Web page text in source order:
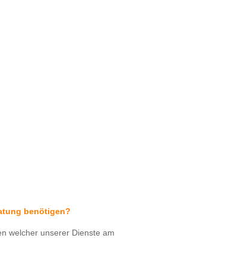
benötigen?
welcher unserer Dienste am